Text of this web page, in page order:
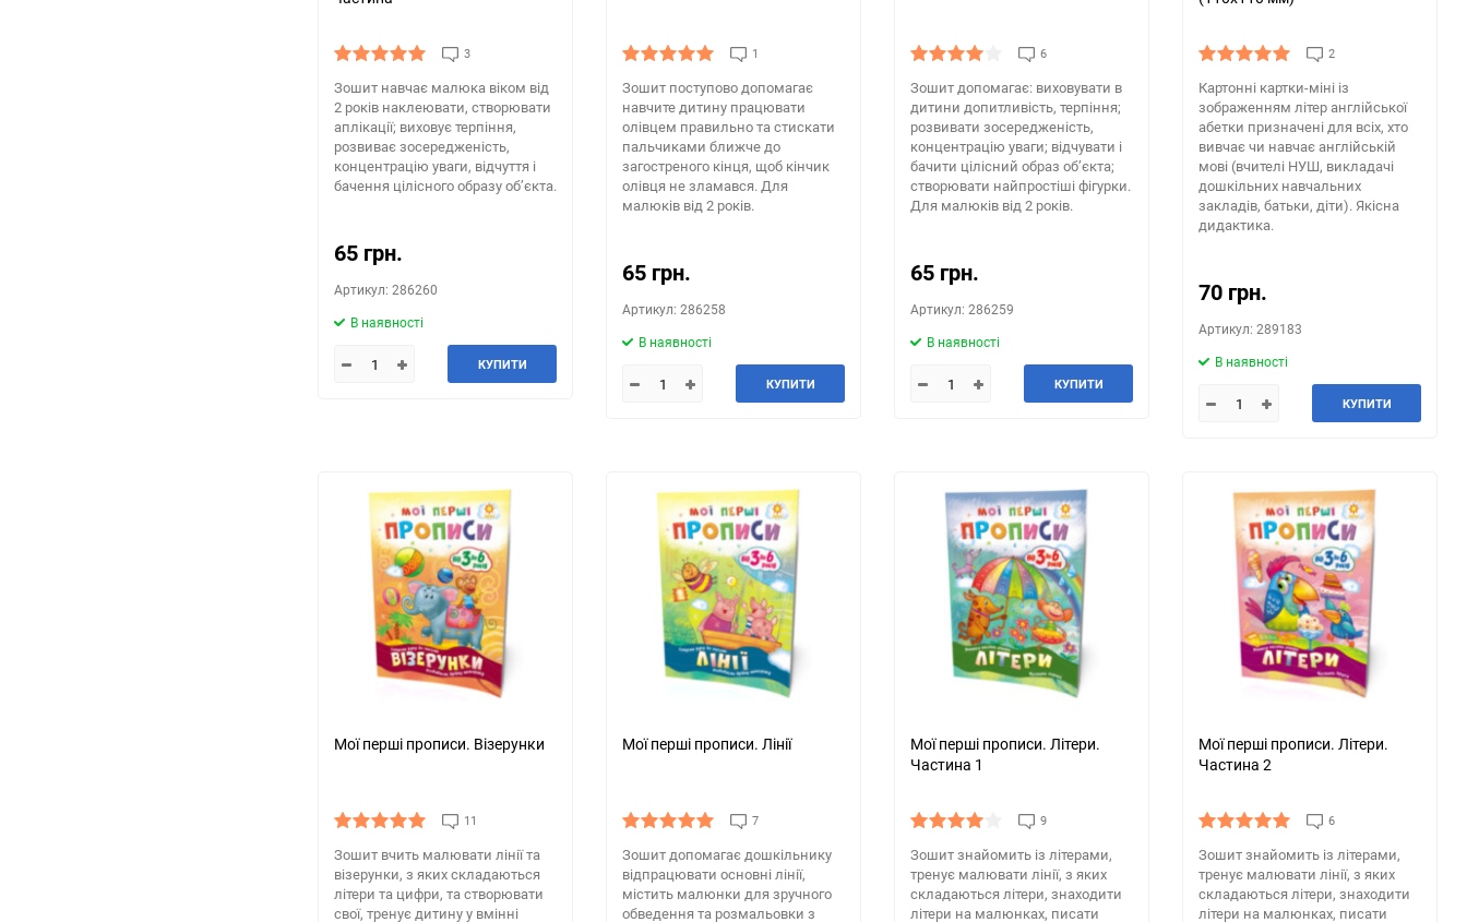
3
Зошит навчає малюка віком від
2 років наклеювати, створювати
аплікації; виховує терпіння,
розвиває зосередженість,
концентрацію уваги, відчуття і
бачення цілісного образу об’єкта.
65 грн.
Артикул: 286260
В наявності
КУПИТИ
1
Зошит поступово допомагає
навчите дитину працювати
олівцем правильно та стискати
пальчиками ближче до
загостреного кінця, щоб кінчик
олівця не зламався. Для
малюків від 2 років.
65 грн.
Артикул: 286258
В наявності
КУПИТИ
6
Зошит допомагає: виховувати в
дитини допитливість, терпіння;
розвивати зосередженість,
концентрацію уваги; відчувати і
бачити цілісний образ об’єкта;
створювати найпростіші фігурки.
Для малюків від 2 років.
65 грн.
Артикул: 286259
В наявності
КУПИТИ
2
Картонні картки-міні із
зображенням літер англійської
абетки призначені для всіх, хто
вивчає чи навчає англійській
мові (вчителі НУШ, викладачі
дошкільних навчальних
закладів, батьки, діти). Якісна
дидактика.
70 грн.
Артикул: 289183
В наявності
КУПИТИ
Мої перші прописи. Візерунки
11
Зошит вчить малювати лінії та
візерунки, з яких складаються
літери та цифри, та створювати
свої, тренує дитину у вмінні
Мої перші прописи. Лінії
7
Зошит допомагає дошкільнику
відпрацювати основні лінії,
містить малюнки для зручного
обведення та розмальовки з
Мої перші прописи. Літери.
Частина 1
9
Зошит знайомить із літерами,
тренує малювати лінії, з яких
складаються літери, знаходити
літери на малюнках, писати
Мої перші прописи. Літери.
Частина 2
6
Зошит знайомить із літерами,
тренує малювати лінії, з яких
складаються літери, знаходити
літери на малюнках, писати